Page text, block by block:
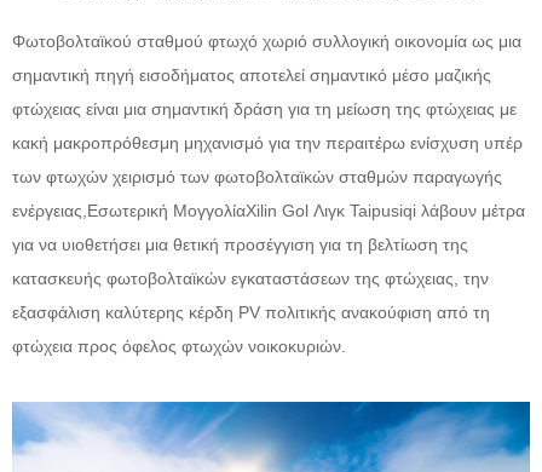
Φωτοβολταϊκού σταθμού φτωχό χωριό συλλογική οικονομία ως μια
σημαντική πηγή εισοδήματος αποτελεί σημαντικό μέσο μαζικής
φτώχειας είναι μια σημαντική δράση για τη μείωση της φτώχειας με
κακή μακροπρόθεσμη μηχανισμό για την περαιτέρω ενίσχυση υπέρ
των φτωχών χειρισμό των φωτοβολταϊκών σταθμών παραγωγής
ενέργειας, Εσωτερική ΜογγολίαXilin Gol Λιγκ Taipusiqi λάβουν μέτρα
για να υιοθετήσει μια θετική προσέγγιση για τη βελτίωση της
κατασκευής φωτοβολταϊκών εγκαταστάσεων της φτώχειας, την
εξασφάλιση καλύτερης κέρδη PV πολιτικής ανακούφιση από τη
φτώχεια προς όφελος φτωχών νοικοκυριών.